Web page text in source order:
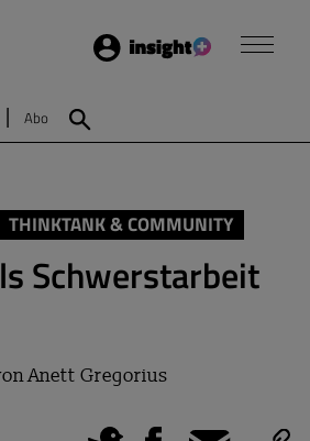
Login
Abo
THINKTANK & COMMUNITY
Schwerstarbeit
Anett Gregorius
Tweet Facebook
E-Mail